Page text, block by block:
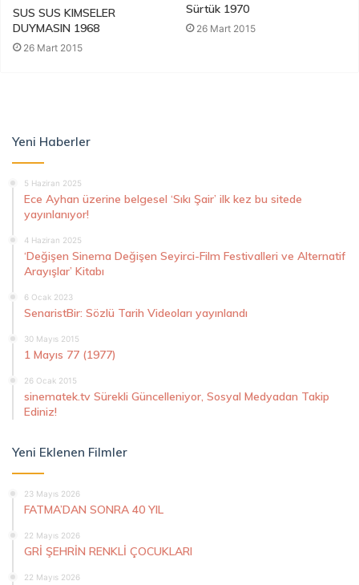
SUS SUS KIMSELER
DUYMASIN 1968
26 Mart 2015
Sürtük 1970
26 Mart 2015
Yeni Haberler
5 Haziran 2025
Ece Ayhan üzerine belgesel ‘Sıkı Şair’ ilk kez bu sitede
yayınlanıyor!
4 Haziran 2025
‘Değişen Sinema Değişen Seyirci-Film Festivalleri ve Alternatif
Arayışlar’ Kitabı
6 Ocak 2023
SenaristBir: Sözlü Tarih Videoları yayınlandı
30 Mayıs 2015
1 Mayıs 77 (1977)
26 Ocak 2015
sinematek.tv Sürekli Güncelleniyor, Sosyal Medyadan Takip
Ediniz!
Yeni Eklenen Filmler
23 Mayıs 2026
FATMA’DAN SONRA 40 YIL
22 Mayıs 2026
GRİ ŞEHRİN RENKLİ ÇOCUKLARI
22 Mayıs 2026